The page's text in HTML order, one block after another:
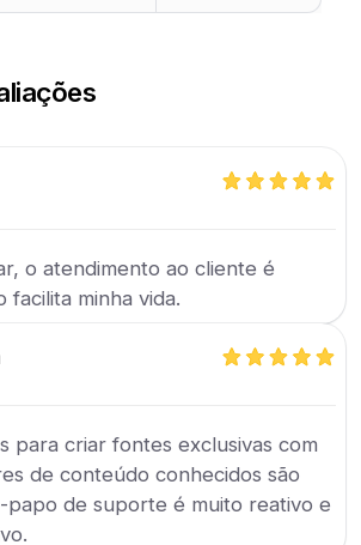
o atendimento ao cliente é
facilita minha vida.
para criar fontes exclusivas com
de conteúdo conhecidos são
papo de suporte é muito reativo e